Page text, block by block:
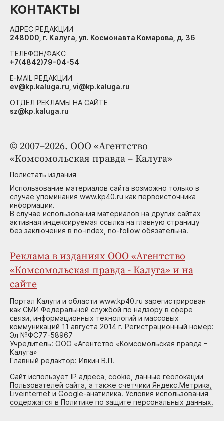
© 2007–2026. ООО «Агентство
«Комсомольская правда – Калуга»
Полистать издания
Использование материалов сайта возможно только в
случае упоминания www.kp40.ru как первоисточника
информации.
В случае использования материалов на других сайтах
активная индексируемая ссылка на главную страницу
без заключения в no-index, no-follow обязательна.
Реклама в изданиях ООО «Агентство
«Комсомольская правда - Калуга» и на
сайте
Портал Калуги и области www.kp40.ru зарегистрирован
как СМИ Федеральной службой по надзору в сфере
связи, информационных технологий и массовых
коммуникаций 11 августа 2014 г. Регистрационный номер:
Эл №ФС77-58967
Учредитель: ООО «Агентство «Комсомольская правда –
Калуга»
Главный редактор: Ивкин В.П.
Сайт использует IP адреса, cookie, данные геолокации
Пользователей сайта, а также счетчики Яндекс.Метрика,
Liveinternet и Google-анатилика. Условия использования
содержатся в Политике по защите персональных данных.
КОНТАКТЫ
АДРЕС РЕДАКЦИИ
248000, г. Калуга, ул. Космонавта Комарова, д. 36
ТЕЛЕФОН/ФАКС
+7(4842)79-04-54
E-MAIL РЕДАКЦИИ
ev@kp.kaluga.ru, vi@kp.kaluga.ru
ОТДЕЛ РЕКЛАМЫ НА САЙТЕ
sz@kp.kaluga.ru